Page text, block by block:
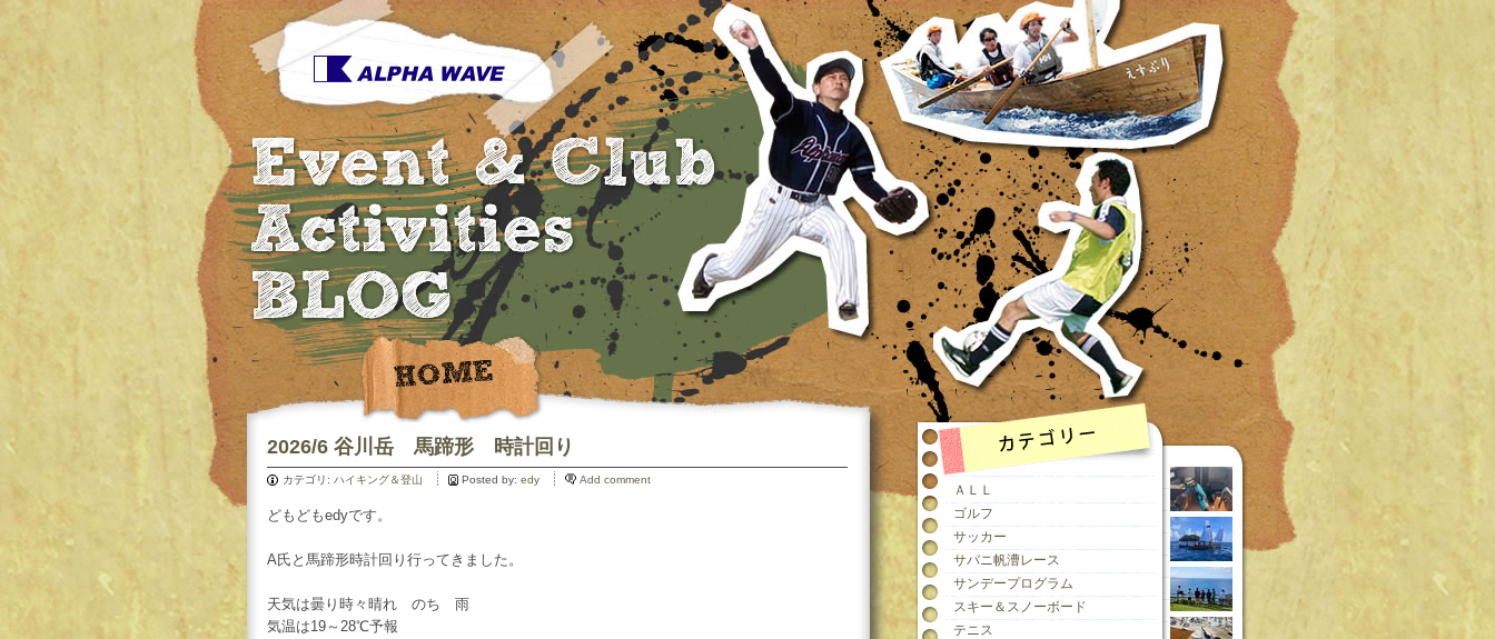
2026/6 谷川岳 馬蹄形 時計回り
カテゴリ: ハイキング＆登山 Posted by: edy Add comment
どもどもedyです。
A氏と馬蹄形時計回り行ってきました。
天気は曇り時々晴れ のち 雨
気温は19～28℃予報
ＡＬＬ
ゴルフ
サッカー
サバニ帆漕レース
サンデープログラム
スキー＆スノーボード
テニス